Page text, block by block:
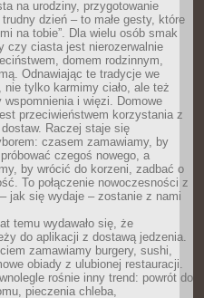
na urodziny, przygotowanie
trudny dzień – to małe gesty, które
na tobie”. Dla wielu osób smak
czy ciasta jest nierozerwalnie
domem rodzinnym,
Odnawiając te tradycje we
nie tylko karmimy ciało, ale też
wspomnienia i więzi. Domowe
przeciwieństwem korzystania z
Raczej staje się
czasem zamawiamy, by
czegoś nowego, a
by wrócić do korzeni, zadbać o
To połączenie nowoczesności z
jak się wydaje – zostanie z nami
temu wydawało się, że
do aplikacji z dostawą jedzenia.
zamawiamy burgery, sushi,
obiady z ulubionej restauracji.
rośnie inny trend: powrót do
pieczenia chleba,